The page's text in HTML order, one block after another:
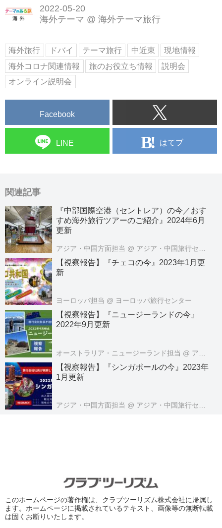
2022-05-20
海外テーマ @ 海外テーマ旅行
海外旅行 ドバイ テーマ旅行 中近東
現地情報
海外コロナ関連情報
旅のお役立ち情報
説明会
オンライン説明会
Facebook
LINE はてブ
関連記事
『中部国際空港（セントレア）の今／おす
すめ海外旅行ツアーのご紹介』2024年6月
更新
アジア・中国方面担当 @ アジア・中国旅行センター
【視察報告】『チェコの今』2023年1月更
新
ヨーロッパ担当 @ ヨーロッパ旅行センター
【視察報告】『ニュージーランドの今』
2022年9月更新
オーストラリア・ニュージーランド担当 @ アメリカ・オセアニア旅行センター
【視察報告】『シンガポールの今』2023年
1月更新
アジア・中国方面担当 @ アジア・中国旅行センター
このホームページの著作権は、クラブツーリズム株式会社に帰属し
ます。ホームページに掲載されているテキスト、画像等の無断転載
は固くお断りいたします。